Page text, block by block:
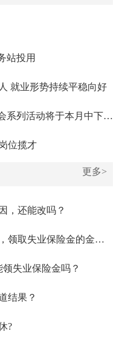
站投用
就业形势持续平稳向好
“灯火夜聘就业同行”夜市招聘会系列活动将于本月中下旬启幕
位揽才
更多>
，还能改吗？
失业人员重新就业后再次失业，领取失业保险金的金额如何计算？
失业保险金吗？
结果？
?